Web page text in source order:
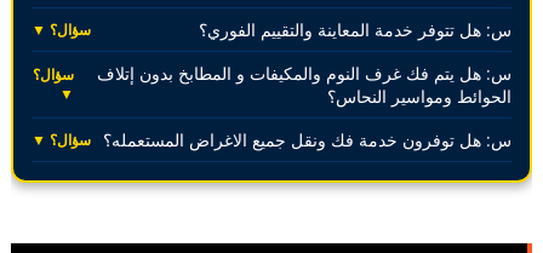
س: هل تتوفر خدمة المعاينة والتقييم الفوري؟ سؤال؟ ▼
س: هل يتم فك غرف النوم والمكيفات و المطابخ بدون إتلاف
الحوائط ومواسير النحاس؟
سؤال؟
▼
س: هل توفرون خدمة فك ونقل جميع الاغراض المستعمله؟ سؤال؟ ▼